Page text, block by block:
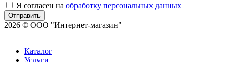
Я согласен на обработку персональных данных
Отправить
2026 © ООО "Интернет-магазин"
Каталог
Услуги